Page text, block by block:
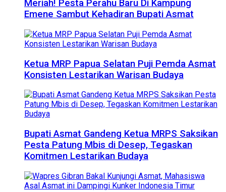
Meriah! Pesta Perahu Baru Di Kampung
Emene Sambut Kehadiran Bupati Asmat
Ketua MRP Papua Selatan Puji Pemda Asmat
Konsisten Lestarikan Warisan Budaya
Bupati Asmat Gandeng Ketua MRPS Saksikan
Pesta Patung Mbis di Desep, Tegaskan
Komitmen Lestarikan Budaya